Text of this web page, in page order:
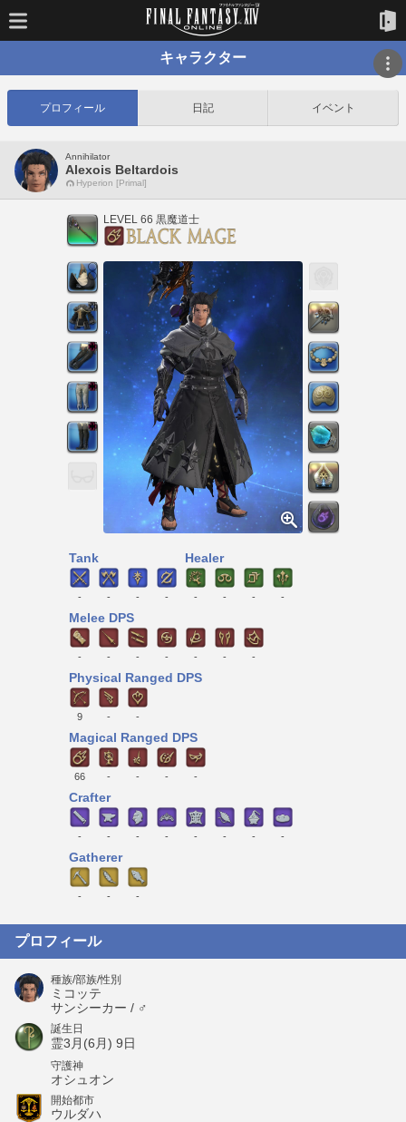
キャラクター
プロフィール 日記 イベント
Annihilator
Alexois Beltardois
Hyperion [Primal]
LEVEL 66 黒魔道士
Tank
- - - -
Healer
- - - -
Melee DPS
- - - - - - -
Physical Ranged DPS
9 - -
Magical Ranged DPS
66 - - - -
Crafter
- - - - - - - -
Gatherer
- - -
プロフィール
種族/部族/性別
ミコッテ
サンシーカー / ♂
誕生日
霊3月(6月) 9日
守護神
オシュオン
開始都市
ウルダハ